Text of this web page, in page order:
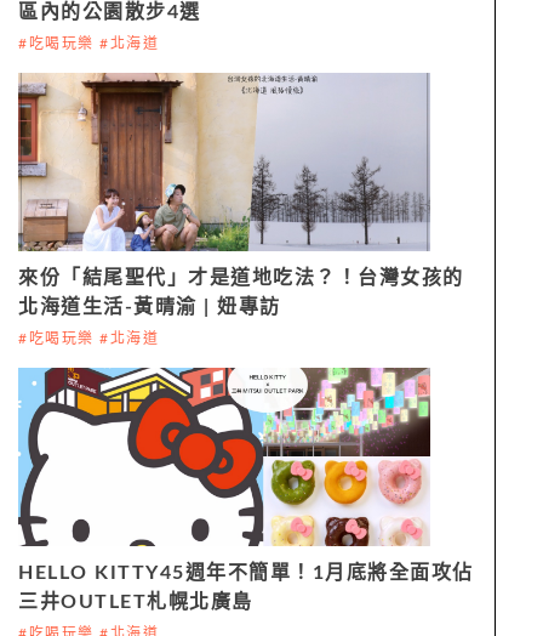
區內的公園散步4選
#吃喝玩樂 #北海道
來份「結尾聖代」才是道地吃法？！台灣女孩的
北海道生活-黃晴渝 | 妞專訪
#吃喝玩樂 #北海道
HELLO KITTY45週年不簡單！1月底將全面攻佔
三井OUTLET札幌北廣島
#吃喝玩樂 #北海道